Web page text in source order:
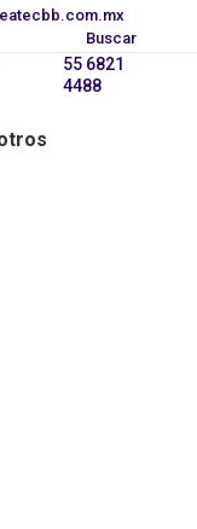
Buscar:
Buscar
55 6821
4488